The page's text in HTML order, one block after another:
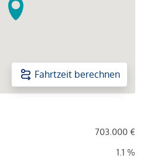
Fahrtzeit berechnen
703.000 €
1.1 %